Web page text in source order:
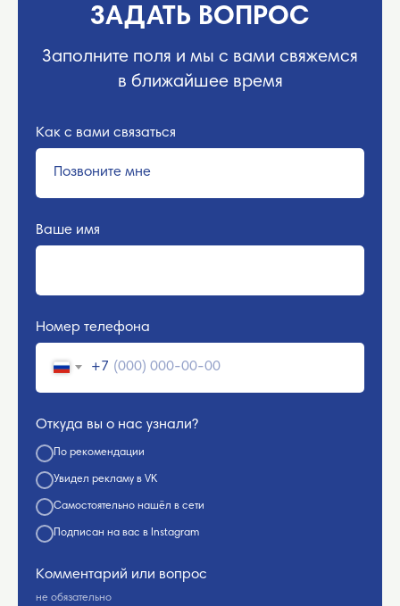
ЗАДАТЬ ВОПРОС
Заполните поля и мы с вами свяжемся
в ближайшее время
Как с вами связаться
Ваше имя
Номер телефона
+7
Откуда вы о нас узнали?
По рекомендации
Увидел рекламу в VK
Самостоятельно нашёл в сети
Подписан на вас в Instagram
Комментарий или вопрос
не обязательно